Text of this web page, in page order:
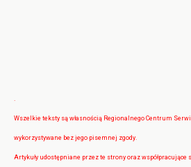
.
Wszelkie teksty są własnością Regionalnego Centrum
wykorzystywane bez jego pisemnej zgody.
Artykuły udostępniane przez te strony oraz współpracujące